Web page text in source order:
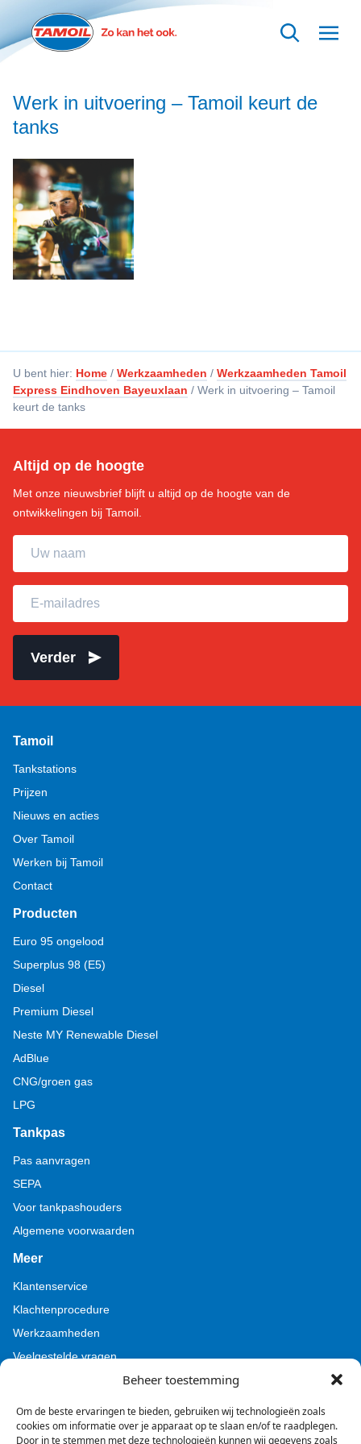
Beheer toestemming
Om de beste ervaringen te bieden, gebruiken wij technologieën zoals
cookies om informatie over je apparaat op te slaan en/of te raadplegen.
Door in te stemmen met deze technologieën kunnen wij gegevens zoals
Ga naar hoofdinhoud
Werk in uitvoering – Tamoil keurt de
tanks
U bent hier: Home / Werkzaamheden / Werkzaamheden Tamoil
Express Eindhoven Bayeuxlaan / Werk in uitvoering – Tamoil
keurt de tanks
Altijd op de hoogte
Met onze nieuwsbrief blijft u altijd op de hoogte van de
ontwikkelingen bij Tamoil.
Uw naam
E-mailadres
Verder
Tamoil
Tankstations
Prijzen
Nieuws en acties
Over Tamoil
Werken bij Tamoil
Contact
Producten
Euro 95 ongelood
Superplus 98 (E5)
Diesel
Premium Diesel
Neste MY Renewable Diesel
AdBlue
CNG/groen gas
LPG
Tankpas
Pas aanvragen
SEPA
Voor tankpashouders
Algemene voorwaarden
Meer
Klantenservice
Klachtenprocedure
Werkzaamheden
Veelgestelde vragen